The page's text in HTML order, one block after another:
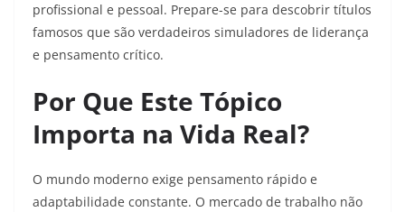
profissional e pessoal. Prepare-se para descobrir títulos
famosos que são verdadeiros simuladores de liderança
e pensamento crítico.
Por Que Este Tópico
Importa na Vida Real?
O mundo moderno exige pensamento rápido e
adaptabilidade constante. O mercado de trabalho não